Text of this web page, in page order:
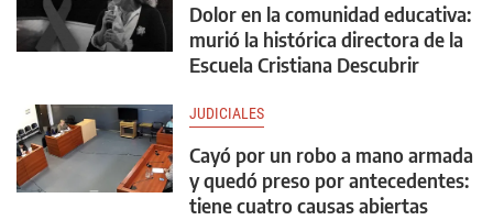
Dolor en la comunidad educativa:
murió la histórica directora de la
Escuela Cristiana Descubrir
JUDICIALES
Cayó por un robo a mano armada
y quedó preso por antecedentes:
tiene cuatro causas abiertas